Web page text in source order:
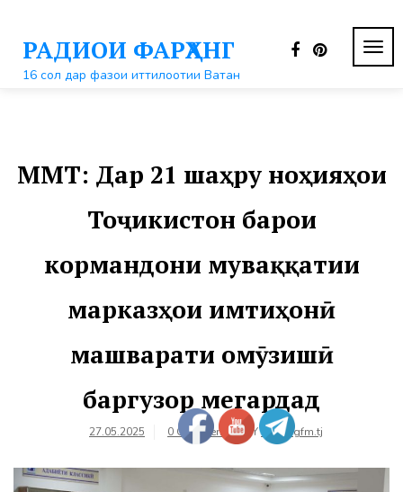
контентуРАДИОИ ФАРҲАНГ
16 сол дар фазои иттилоотии Ватан
ММТ: Дар 21 шаҳру ноҳияҳои
Тоҷикистон барои
кормандони муваққатии
марказҳои имтиҳонӣ
машварати омӯзишӣ
баргузор мегардад
27.05.2025 0 Comments BYfarhangfm.tj